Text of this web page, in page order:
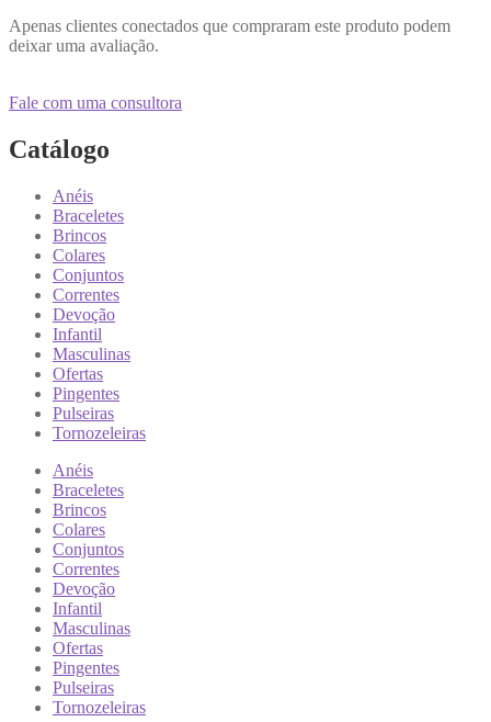
Apenas clientes conectados que compraram este produto podem
deixar uma avaliação.
Fale com uma consultora
Catálogo
Anéis
Braceletes
Brincos
Colares
Conjuntos
Correntes
Devoção
Infantil
Masculinas
Ofertas
Pingentes
Pulseiras
Tornozeleiras
Anéis
Braceletes
Brincos
Colares
Conjuntos
Correntes
Devoção
Infantil
Masculinas
Ofertas
Pingentes
Pulseiras
Tornozeleiras